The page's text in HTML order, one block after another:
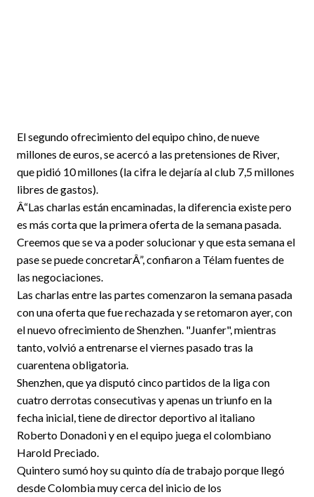
El segundo ofrecimiento del equipo chino, de nueve
millones de euros, se acercó a las pretensiones de River,
que pidió 10 millones (la cifra le dejaría al club 7,5 millones
libres de gastos).
Â“Las charlas están encaminadas, la diferencia existe pero
es más corta que la primera oferta de la semana pasada.
Creemos que se va a poder solucionar y que esta semana el
pase se puede concretarÂ”, confiaron a Télam fuentes de
las negociaciones.
Las charlas entre las partes comenzaron la semana pasada
con una oferta que fue rechazada y se retomaron ayer, con
el nuevo ofrecimiento de Shenzhen. "Juanfer", mientras
tanto, volvió a entrenarse el viernes pasado tras la
cuarentena obligatoria.
Shenzhen, que ya disputó cinco partidos de la liga con
cuatro derrotas consecutivas y apenas un triunfo en la
fecha inicial, tiene de director deportivo al italiano
Roberto Donadoni y en el equipo juega el colombiano
Harold Preciado.
Quintero sumó hoy su quinto día de trabajo porque llegó
desde Colombia muy cerca del inicio de los